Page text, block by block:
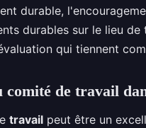
durable,
durables sur le lieu
qui tiennent
comité de travail
travail peut être un